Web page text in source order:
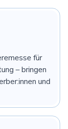
für
– bringen
und